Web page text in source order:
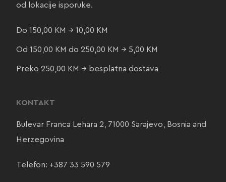
od lokacije isporuke.
Do 150,00 KM → 10,00 KM
Od 150,00 KM do 250,00 KM → 5,00 KM
Preko 250,00 KM → besplatna dostava
KONTAKT
Bulevar Franca Lehara 2, 71000 Sarajevo, Bosnia and
Herzegovina
Telefon: +387 33 590 579